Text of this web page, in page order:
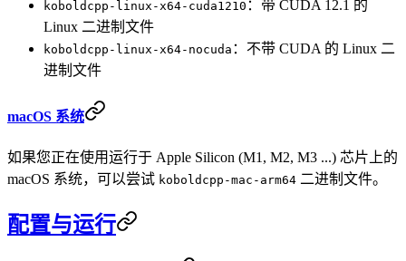
koboldcpp-linux-x64-cuda1210 ：带 CUDA 12.1 的
Linux 二进制文件
koboldcpp-linux-x64-nocuda ：不带 CUDA 的 Linux 二
进制文件
macOS 系统
如果您正在使用运行于 Apple Silicon (M1, M2, M3 ...) 芯片上的
macOS 系统，可以尝试 koboldcpp-mac-arm64 二进制文件。
配置与运行